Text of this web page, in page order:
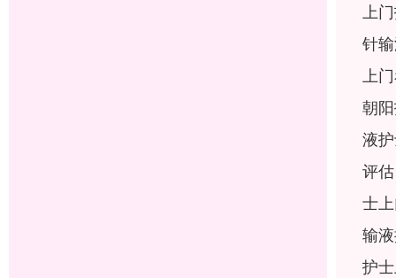
上
针
上
朝
液
评
士
输
护